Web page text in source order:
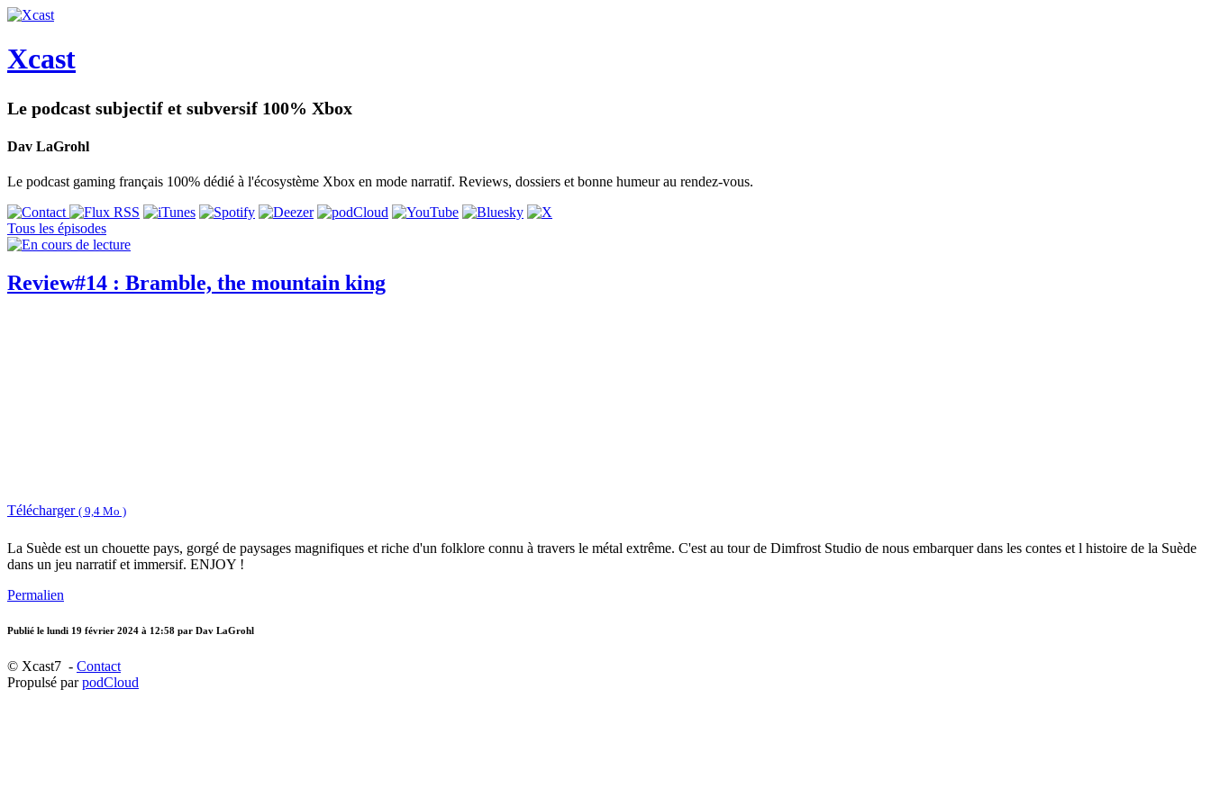
Xcast
Le podcast subjectif et subversif 100% Xbox
Dav LaGrohl
Le podcast gaming français 100% dédié à l'écosystème Xbox en mode narratif. Reviews, dossiers et bonne humeur au rendez-vous.
Tous les épisodes
Review#14 : Bramble, the mountain king
Télécharger ( 9,4 Mo )
La Suède est un chouette pays, gorgé de paysages magnifiques et riche d'un folklore connu à travers le métal extrême. C'est au tour de Dimfrost Studio de nous embarquer dans les contes et l histoire de la Suède
dans un jeu narratif et immersif. ENJOY !
Permalien
Publié le lundi 19 février 2024 à 12:58 par Dav LaGrohl
© Xcast7 - Contact
Propulsé parpodCloud